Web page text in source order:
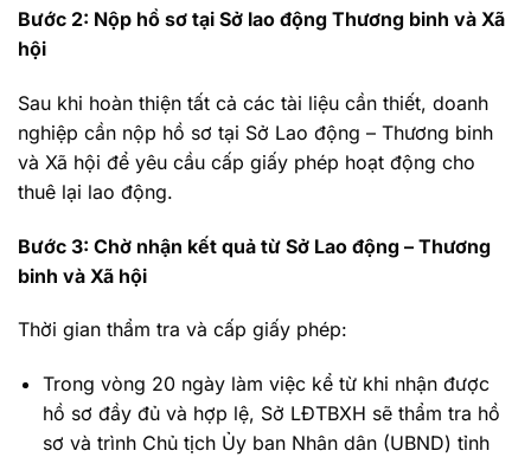
Bước 2: Nộp hồ sơ tại Sở lao động Thương binh và Xã
hội
Sau khi hoàn thiện tất cả các tài liệu cần thiết, doanh
nghiệp cần nộp hồ sơ tại Sở Lao động – Thương binh
và Xã hội để yêu cầu cấp giấy phép hoạt động cho
thuê lại lao động.
Bước 3: Chờ nhận kết quả từ Sở Lao động – Thương
binh và Xã hội
Thời gian thẩm tra và cấp giấy phép:
Trong vòng 20 ngày làm việc kể từ khi nhận được
hồ sơ đầy đủ và hợp lệ, Sở LĐTBXH sẽ thẩm tra hồ
sơ và trình Chủ tịch Ủy ban Nhân dân (UBND) tỉnh